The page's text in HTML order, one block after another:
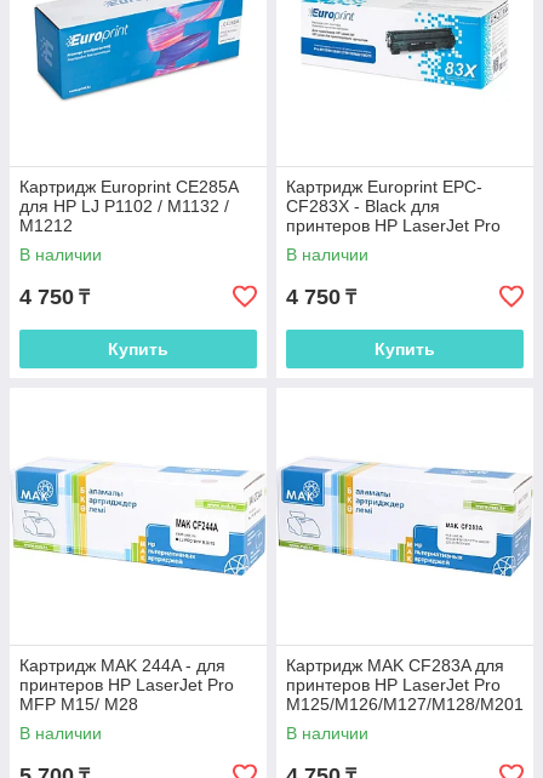
Картридж Europrint CE285A
для HP LJ P1102 / M1132 /
M1212
В наличии
4 750 ₸
Купить
Картридж Europrint EPC-
CF283X - Black для
принтеров HP LaserJet Pro
M201/M202/M225/M226
В наличии
4 750 ₸
Купить
Картридж MAK 244A - для
принтеров HP LaserJet Pro
MFP M15/ M28
В наличии
Картридж MAK CF283A для
принтеров HP LaserJet Pro
M125/M126/M127/M128/M201
/M225
В наличии